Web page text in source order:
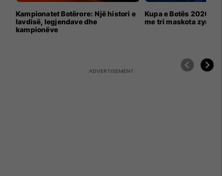
Kampionatet Botërore: Një histori e
lavdisë, legjendave dhe
kampionëve
Kupa e Botës 2026
me tri maskota zyrtare